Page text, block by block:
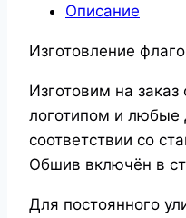
Описание
Изготовление
Изготовим на
логотипом и любые
соответствии со
Обшив включён в
Для постоянного